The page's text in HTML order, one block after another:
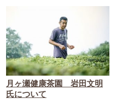
月ヶ瀬健康茶園 岩田文明
氏について